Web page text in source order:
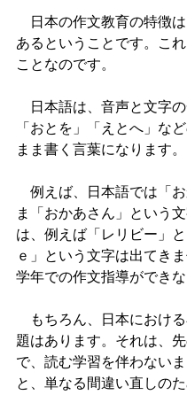
日本の作文教育の特徴
あるということです。こ
ことなのです。
日本語は、音声と文字
「おとを」「えとへ」な
まま書く言葉になります。
例えば、日本語では「
ま「おかあさん」という
は、例えば「レリビー
ｅ」という文字は出てき
学年での作文指導ができな
もちろん、日本におけ
題はあります。それは、
で、読む学習を伴わない
と、単なる間違い直しの